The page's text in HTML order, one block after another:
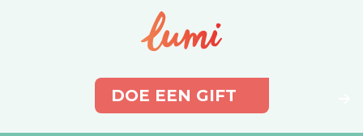
DOE EEN GIFT